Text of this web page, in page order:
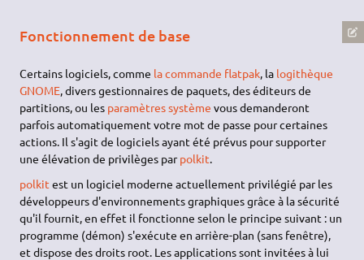
Fonctionnement de base
Certains logiciels, comme la commande flatpak, la logithèque
GNOME, divers gestionnaires de paquets, des éditeurs de
partitions, ou les paramètres système vous demanderont
parfois automatiquement votre mot de passe pour certaines
actions. Il s'agit de logiciels ayant été prévus pour supporter
une élévation de privilèges parpolkit.
polkit est un logiciel moderne actuellement privilégié par les
développeurs d'environnements graphiques grâce à la sécurité
qu'il fournit, en effet il fonctionne selon le principe suivant : un
programme (démon) s'exécute en arrière-plan (sans fenêtre),
et dispose des droits root. Les applications sont invitées à lui